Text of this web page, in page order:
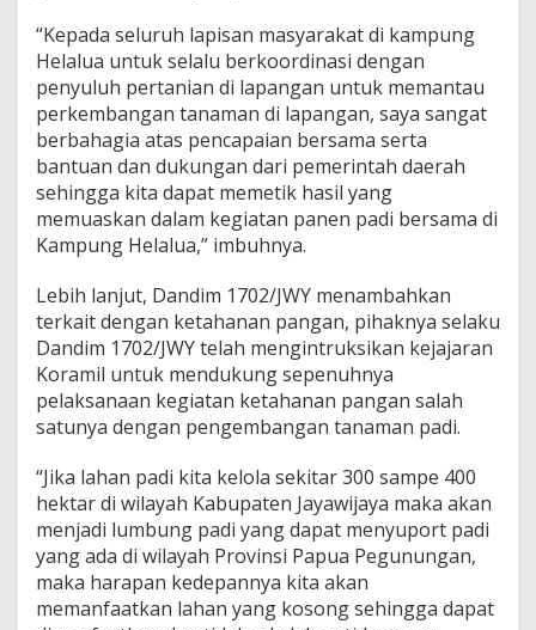
“Kepada seluruh lapisan masyarakat di kampung
Helalua untuk selalu berkoordinasi dengan
penyuluh pertanian di lapangan untuk memantau
perkembangan tanaman di lapangan, saya sangat
berbahagia atas pencapaian bersama serta
bantuan dan dukungan dari pemerintah daerah
sehingga kita dapat memetik hasil yang
memuaskan dalam kegiatan panen padi bersama di
Kampung Helalua,” imbuhnya.
Lebih lanjut, Dandim 1702/JWY menambahkan
terkait dengan ketahanan pangan, pihaknya selaku
Dandim 1702/JWY telah mengintruksikan kejajaran
Koramil untuk mendukung sepenuhnya
pelaksanaan kegiatan ketahanan pangan salah
satunya dengan pengembangan tanaman padi.
“Jika lahan padi kita kelola sekitar 300 sampe 400
hektar di wilayah Kabupaten Jayawijaya maka akan
menjadi lumbung padi yang dapat menyuport padi
yang ada di wilayah Provinsi Papua Pegunungan,
maka harapan kedepannya kita akan
memanfaatkan lahan yang kosong sehingga dapat